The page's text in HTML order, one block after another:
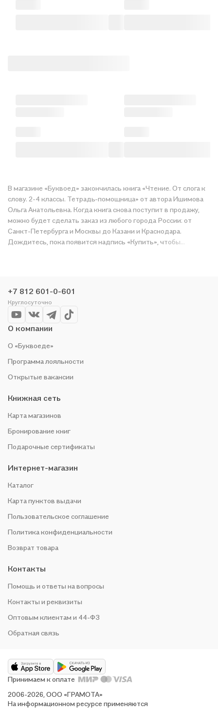
В магазине «Буквоед» закончилась книга «Чтение. От слога к
слову. 2-4 классы. Тетрадь-помощница» от автора Ишимова
Ольга Анатольевна. Когда книга снова поступит в продажу,
можно будет сделать заказ из любого города России: от
Санкт-Петербурга и Москвы до Казани и Краснодара.
Дождитесь, пока появится надпись «Купить», чтобы
организуем конкурсы и проводим акции. Оставайтесь с нами,
чтобы не упустить выгоду!
+7 812 601-0-601
Круглосуточно
О компании
О «Буквоеде»
Программа лояльности
Открытые вакансии
Книжная сеть
Карта магазинов
Бронирование книг
Подарочные сертификаты
Интернет-магазин
Каталог
Карта пунктов выдачи
Пользовательское соглашение
Политика конфиденциальности
Возврат товара
Контакты
Помощь и ответы на вопросы
Контакты и реквизиты
Оптовым клиентам и 44-ФЗ
Обратная связь
2006-2026, ООО «ГРАМОТА»
На информационном ресурсе применяются
Принимаем к оплате